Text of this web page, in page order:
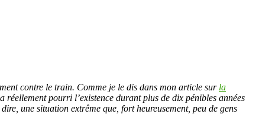
contre le train. Comme je le dis dans mon article sur la
réellement pourri l’existence durant plus de dix pénibles années
une situation extrême que, fort heureusement, peu de gens